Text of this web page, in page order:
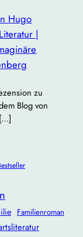
Hugo
|
zu
Blog von
Familienroman